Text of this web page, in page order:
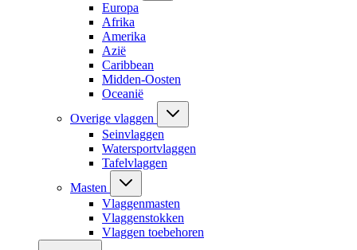
Europa
Afrika
Amerika
Azië
Caribbean
Midden-Oosten
Oceanië
Overige vlaggen
Seinvlaggen
Watersportvlaggen
Tafelvlaggen
Masten
Vlaggenmasten
Vlaggenstokken
Vlaggen toebehoren